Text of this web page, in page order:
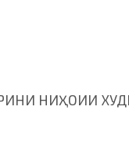
НИҲОИИ